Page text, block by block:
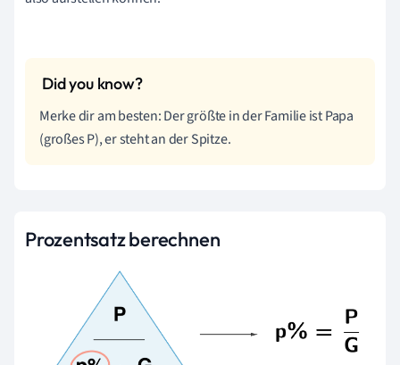
Merke dir am besten: Der größte in der Familie ist Papa
(großes P), er steht an der Spitze.
Prozentsatz berechnen